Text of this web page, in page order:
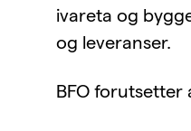
ivareta og
og leveranser.
BFO forutsetter